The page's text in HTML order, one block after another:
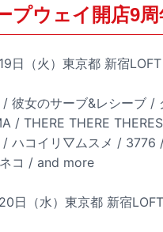
プウェイ開店9
日（火）東京都 新宿LOFT
彼女のサーブ&レシーブ /
/ THERE THERE
/ ハコイリ▽ムスメ / 3776
コ / and more
日（水）東京都 新宿LOFT